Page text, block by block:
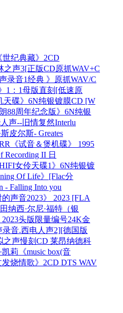
世纪典藏》2CD
之声3[正版CD原抓WAV+C
录音1经典 》原抓WAV/C
1：1母版直刻[低速原
天碟》6N纯银镀膜CD [W
88周年纪念版》6N纯银
声--旧情复然Interlu
皮尔斯- Greates
《试音＆煲机碟》 1995
Recording II 日
女伶天碟1》6N纯银镀
Of Life》[Flac分
- Falling Into you
声音2023》 2023 [FLA
纳西·尔尼·福特（银
头版限量编号24K金
音.西电人声2][德国版
之声慢刻CD 莱昂纳德科
凯莉《music box(音
烧情歌》2CD DTS WAV